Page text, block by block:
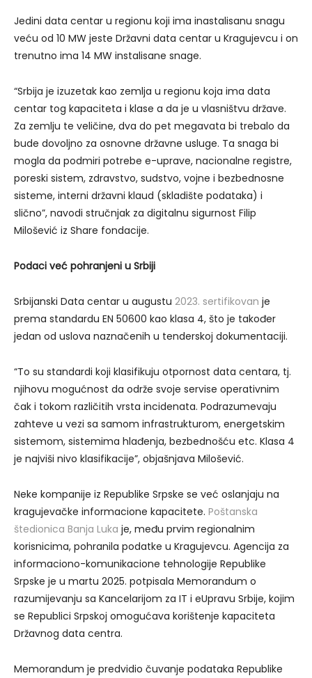
Jedini data centar u regionu koji ima inastalisanu snagu
veću od 10 MW jeste Državni data centar u Kragujevcu i on
trenutno ima 14 MW instalisane snage.
“Srbija je izuzetak kao zemlja u regionu koja ima data
centar tog kapaciteta i klase a da je u vlasništvu države.
Za zemlju te veličine, dva do pet megavata bi trebalo da
bude dovoljno za osnovne državne usluge. Ta snaga bi
mogla da podmiri potrebe e-uprave, nacionalne registre,
poreski sistem, zdravstvo, sudstvo, vojne i bezbednosne
sisteme, interni državni klaud (skladište podataka) i
slično”, navodi stručnjak za digitalnu sigurnost Filip
Milošević iz Share fondacije.
Podaci već pohranjeni u Srbiji
Srbijanski Data centar u augustu 2023. sertifikovan je
prema standardu EN 50600 kao klasa 4, što je također
jedan od uslova naznačenih u tenderskoj dokumentaciji.
“To su standardi koji klasifikuju otpornost data centara, tj.
njihovu mogućnost da održe svoje servise operativnim
čak i tokom različitih vrsta incidenata. Podrazumevaju
zahteve u vezi sa samom infrastrukturom, energetskim
sistemom, sistemima hlađenja, bezbednošću etc. Klasa 4
je najviši nivo klasifikacije”, objašnjava Milošević.
Neke kompanije iz Republike Srpske se već oslanjaju na
kragujevačke informacione kapacitete. Poštanska
štedionica Banja Luka je, među prvim regionalnim
korisnicima, pohranila podatke u Kragujevcu. Agencija za
informaciono-komunikacione tehnologije Republike
Srpske je u martu 2025. potpisala Memorandum o
razumijevanju sa Kancelarijom za IT i eUpravu Srbije, kojim
se Republici Srpskoj omogućava korištenje kapaciteta
Državnog data centra.
Memorandum je predvidio čuvanje podataka Republike